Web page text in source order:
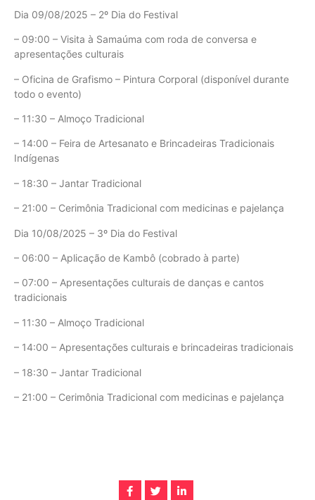
Dia 09/08/2025 – 2º Dia do Festival
– 09:00 – Visita à Samaúma com roda de conversa e
apresentações culturais
– Oficina de Grafismo – Pintura Corporal (disponível durante
todo o evento)
– 11:30 – Almoço Tradicional
– 14:00 – Feira de Artesanato e Brincadeiras Tradicionais
Indígenas
– 18:30 – Jantar Tradicional
– 21:00 – Cerimônia Tradicional com medicinas e pajelança
Dia 10/08/2025 – 3º Dia do Festival
– 06:00 – Aplicação de Kambô (cobrado à parte)
– 07:00 – Apresentações culturais de danças e cantos
tradicionais
– 11:30 – Almoço Tradicional
– 14:00 – Apresentações culturais e brincadeiras tradicionais
– 18:30 – Jantar Tradicional
– 21:00 – Cerimônia Tradicional com medicinas e pajelança